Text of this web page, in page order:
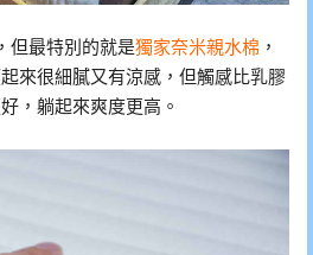
但最特別的就是獨家奈米親水棉 ，
來很細膩又有涼感，但觸感比乳膠
，躺起來爽度更高。